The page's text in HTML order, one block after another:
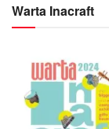
Warta Inacraft